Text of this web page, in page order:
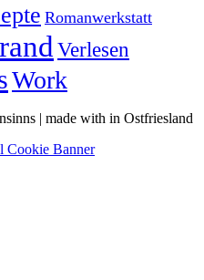
Romanwerkstatt
Verlesen
Work
| made with in Ostfriesland
Cookie Banner